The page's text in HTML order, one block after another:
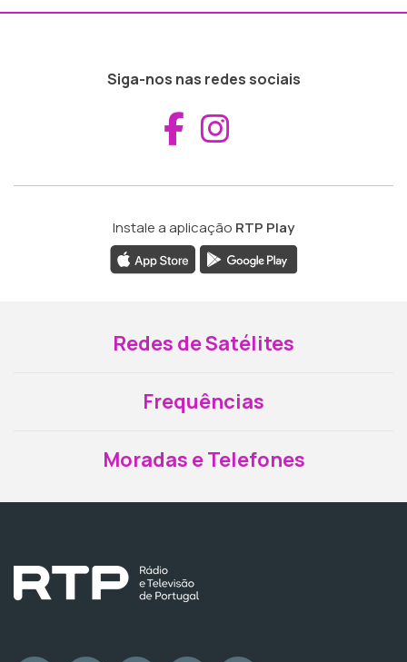
Siga-nos nas redes sociais
Aceder ao
Instale a aplicação RTP Play
Redes de Satélites
Frequências
Moradas e Telefones